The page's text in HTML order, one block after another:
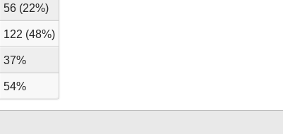
56 (22%)
122 (48%)
37%
54%